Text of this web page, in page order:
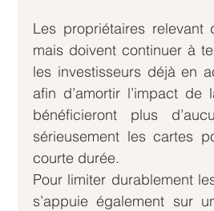
Les propriétaires
mais doivent continuer à
les investisseurs déjà en
afin d’amortir l’impact de
bénéficieront plus
sérieusement les cartes
courte durée.
Pour limiter durablement
s’appuie également sur